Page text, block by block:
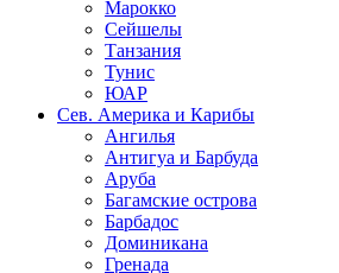
Марокко
Сейшелы
Танзания
Тунис
ЮАР
Сев. Америка и Карибы
Ангилья
Антигуа и Барбуда
Аруба
Багамские острова
Барбадос
Доминикана
Гренада